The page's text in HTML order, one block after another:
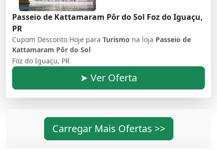
Passeio de Kattamaram Pôr do Sol Foz do Iguaçu,
PR
Cupom Desconto Hoje para Turismo na loja Passeio de
Kattamaram Pôr do Sol
Foz do Iguaçu, PR
➤ Ver Oferta
Carregar Mais Ofertas >>